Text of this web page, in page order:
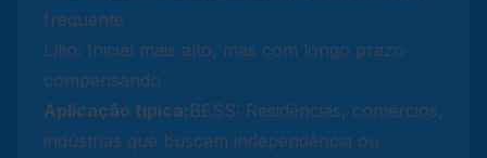
frequente
Lítio: Inicial mais alto, mas com longo prazo
compensando
Aplicação típica: BESS: Residências, comércios,
indústrias que buscam independência ou